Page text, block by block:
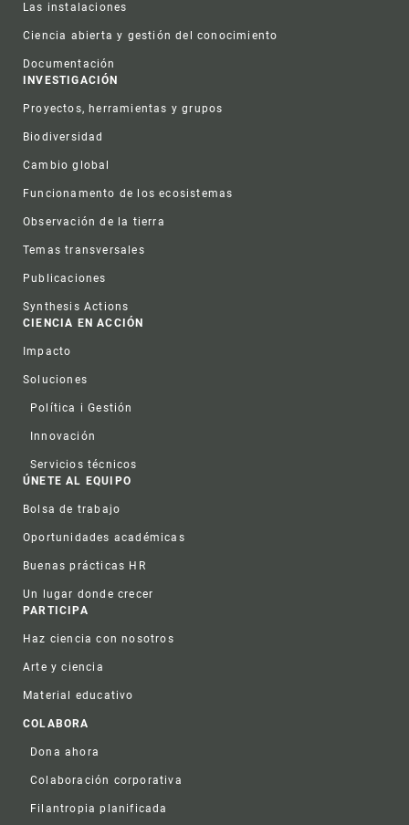
Las instalaciones
Ciencia abierta y gestión del conocimiento
Documentación
INVESTIGACIÓN
Proyectos, herramientas y grupos
Biodiversidad
Cambio global
Funcionamento de los ecosistemas
Observación de la tierra
Temas transversales
Publicaciones
Synthesis Actions
CIENCIA EN ACCIÓN
Impacto
Soluciones
Política i Gestión
Innovación
Servicios técnicos
ÚNETE AL EQUIPO
Bolsa de trabajo
Oportunidades académicas
Buenas prácticas HR
Un lugar donde crecer
PARTICIPA
Haz ciencia con nosotros
Arte y ciencia
Material educativo
COLABORA
Dona ahora
Colaboración corporativa
Filantropia planificada